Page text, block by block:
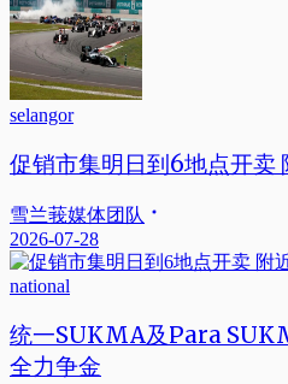
selangor
促销市集明日到6地点开卖
雪兰莪媒体团队
2026-07-28
national
统一SUKMA及Para
全力争金